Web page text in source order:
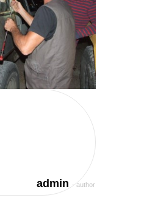
admin - author